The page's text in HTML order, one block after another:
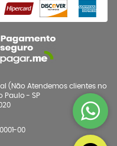
(Não Atendemos clientes no
Paulo - SP
00